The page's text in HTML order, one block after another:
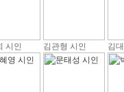
시인 김관형 시인 김